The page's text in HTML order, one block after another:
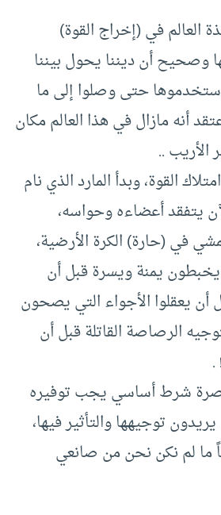
العالم في (إخراج القوة)
وصحيح أن ديننا يحول بيننا
حتى وصلوا إلى ما
أنه مازال في هذا العالم مكان
الأريب ..
القوة، وبدأ المارد الذي نام
يتفقد أعضاءه وحواسه،
في (حارة) الكرة الأرضية،
يخبطون يمنة ويسرة قبل أن
أن يعقلوا الأجواء التي يصحون
الرصاصة القاتلة قبل أن
.
شرط أساسي يجب توفيره
توجيهها والتأثير فيها،
ما لم نكن نحن من صانعي